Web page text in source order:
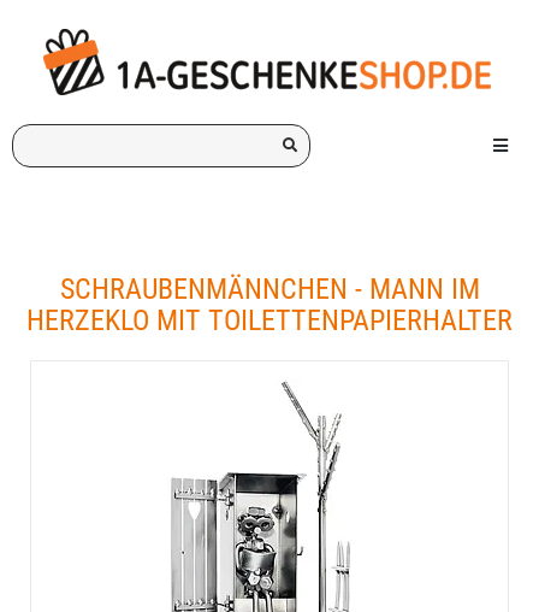
Ich
suche
Menü
SCHRAUBENMÄNNCHEN - MANN IM
HERZEKLO MIT TOILETTENPAPIERHALTER